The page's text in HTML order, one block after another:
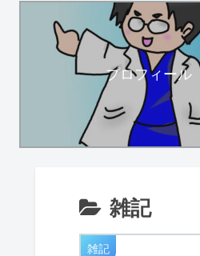
プロフィール
雑記
雑記